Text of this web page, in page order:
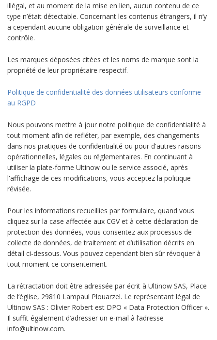
illégal, et au moment de la mise en lien, aucun contenu de ce
type n’était détectable. Concernant les contenus étrangers, il n’y
a cependant aucune obligation générale de surveillance et
contrôle.
Les marques déposées citées et les noms de marque sont la
propriété de leur propriétaire respectif.
Politique de confidentialité des données utilisateurs conforme
au RGPD
Nous pouvons mettre à jour notre politique de confidentialité à
tout moment afin de refléter, par exemple, des changements
dans nos pratiques de confidentialité ou pour d'autres raisons
opérationnelles, légales ou réglementaires. En continuant à
utiliser la plate-forme Ultinow ou le service associé, après
l'affichage de ces modifications, vous acceptez la politique
révisée.
Pour les informations recueillies par formulaire, quand vous
cliquez sur la case affectée aux CGV et à cette déclaration de
protection des données, vous consentez aux processus de
collecte de données, de traitement et d’utilisation décrits en
détail ci-dessous. Vous pouvez cependant bien sûr révoquer à
tout moment ce consentement.
La rétractation doit être adressée par écrit à Ultinow SAS, Place
de l’église, 29810 Lampaul Plouarzel. Le représentant légal de
Ultinow SAS : Olivier Robert est DPO « Data Protection Officer ».
Il suffit également d’adresser un e-mail à l’adresse
info@ultinow.com.